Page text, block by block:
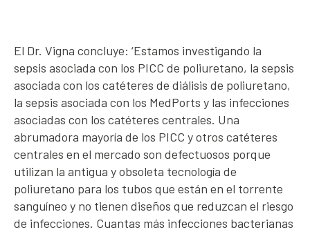
El Dr. Vigna concluye: ‘Estamos investigando la
sepsis asociada con los PICC de poliuretano, la sepsis
asociada con los catéteres de diálisis de poliuretano,
la sepsis asociada con los MedPorts y las infecciones
asociadas con los catéteres centrales. Una
abrumadora mayoría de los PICC y otros catéteres
centrales en el mercado son defectuosos porque
utilizan la antigua y obsoleta tecnología de
poliuretano para los tubos que están en el torrente
sanguíneo y no tienen diseños que reduzcan el riesgo
de infecciones. Cuantas más infecciones bacterianas